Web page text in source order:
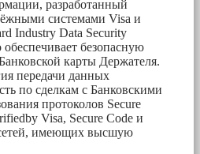
разработанный
системами Visa и
Industry Data Security
безопасную
карты Держателя.
передачи данных
по сделкам с Банковскими
протоколов Secure
Visa, Secure Code и
имеющих высшую